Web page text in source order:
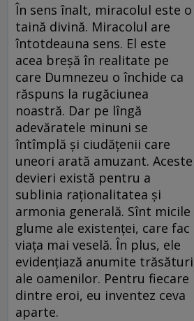
În sens înalt, miracolul este o
taină divină. Miracolul are
întotdeauna sens. El este
acea breșă în realitate pe
care Dumnezeu o închide ca
răspuns la rugăciunea
noastră. Dar pe lîngă
adevăratele minuni se
întîmplă și ciudățenii care
uneori arată amuzant. Aceste
devieri există pentru a
sublinia raționalitatea și
armonia generală. Sînt micile
glume ale existenței, care fac
viața mai veselă. În plus, ele
evidențiază anumite trăsături
ale oamenilor. Pentru fiecare
dintre eroi, eu inventez ceva
aparte.